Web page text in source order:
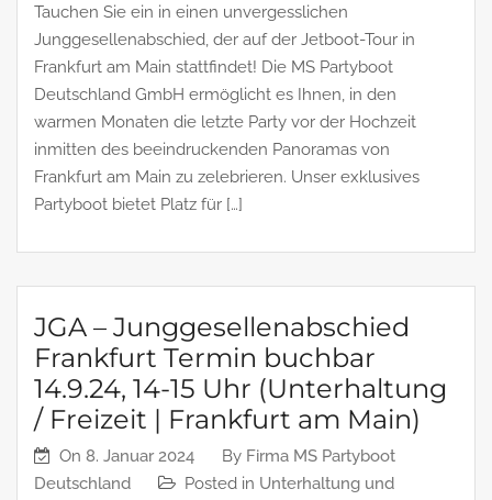
Tauchen Sie ein in einen unvergesslichen
Junggesellenabschied, der auf der Jetboot-Tour in
Frankfurt am Main stattfindet! Die MS Partyboot
Deutschland GmbH ermöglicht es Ihnen, in den
warmen Monaten die letzte Party vor der Hochzeit
inmitten des beeindruckenden Panoramas von
Frankfurt am Main zu zelebrieren. Unser exklusives
Partyboot bietet Platz für […]
JGA – Junggesellenabschied
Frankfurt Termin buchbar
14.9.24, 14-15 Uhr (Unterhaltung
/ Freizeit | Frankfurt am Main)
On 8. Januar 2024 By Firma MS Partyboot
Deutschland
Posted in Unterhaltung und